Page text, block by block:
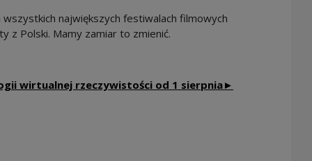
największych festiwalach filmowych
z Polski. Mamy zamiar to zmienić.
wirtualnej rzeczywistości od 1 sierpnia►